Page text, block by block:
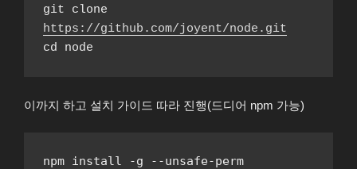
https://github.com/joyent/node.git
이까지 하고 설치 가이드 따라 진행(드디어 npm 가능)
npm install -g --unsafe-perm